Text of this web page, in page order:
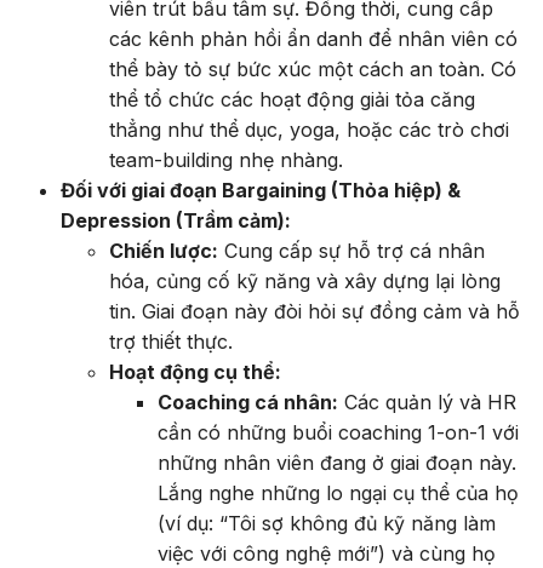
viên trút bầu tâm sự. Đồng thời, cung cấp
các kênh phản hồi ẩn danh để nhân viên có
thể bày tỏ sự bức xúc một cách an toàn. Có
thể tổ chức các hoạt động giải tỏa căng
thẳng như thể dục, yoga, hoặc các trò chơi
team-building nhẹ nhàng.
Đối với giai đoạn Bargaining (Thỏa hiệp) &
Depression (Trầm cảm):
Chiến lược: Cung cấp sự hỗ trợ cá nhân
hóa, củng cố kỹ năng và xây dựng lại lòng
tin. Giai đoạn này đòi hỏi sự đồng cảm và hỗ
trợ thiết thực.
Hoạt động cụ thể:
Coaching cá nhân: Các quản lý và HR
cần có những buổi coaching 1-on-1 với
những nhân viên đang ở giai đoạn này.
Lắng nghe những lo ngại cụ thể của họ
(ví dụ: “Tôi sợ không đủ kỹ năng làm
việc với công nghệ mới”) và cùng họ